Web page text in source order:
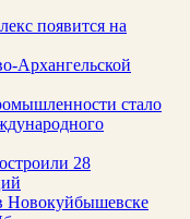
появится на
Архангельской
стало
28
Новокуйбышевске